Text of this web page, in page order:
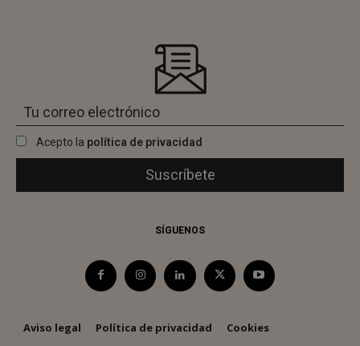
Acepto la política de privacidad
SÍGUENOS
Aviso legal Política de privacidad Cookies